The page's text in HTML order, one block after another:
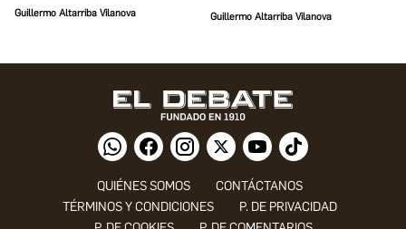
Guillermo Altarriba Vilanova Guillermo Altarriba Vilanova
QUIÉNES SOMOS
CONTÁCTANOS
TÉRMINOS Y CONDICIONES
P. DE PRIVACIDAD